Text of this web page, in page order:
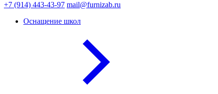
+7 (914) 443-43-97 mail@furnizab.ru
Оснащение школ